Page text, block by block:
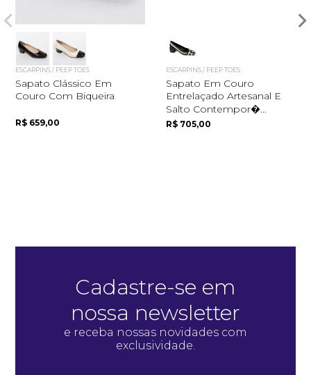
ESCARPINS / PEEP TOES
Sapato Clássico Em
Couro Com Biqueira
R$ 659,00
ESCARPINS / PEEP TOES
Sapato Em Couro
Entrelaçado Artesanal E
Salto Contempor�...
R$ 705,00
Cadastre-se em
nossa newsletter
e receba nossas novidades com
exclusividade.